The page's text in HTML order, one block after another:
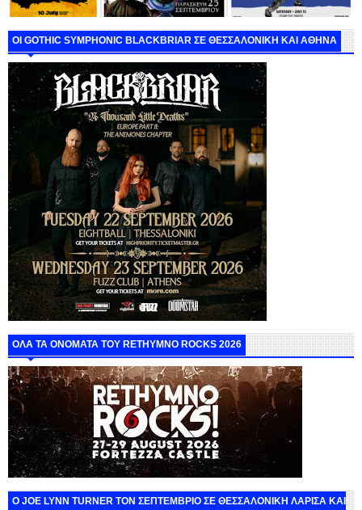
ΟΙ GOTHIC SYMPHONIC BLACKBRIAR ΣΕ ΘΕΣΣΑΛΟΝΙΚΗ ΚΑΙ ΑΘΗΝΑ
ΟΛΑ ΤΑ ΟΝΟΜΑΤΑ ΤΟΥ RETHYMNO ROCKS 2026
O JOE LYNN TURNER ΤΟΝ ΣΕΠΤΕΜΒΡΙΟ ΣΕ ΘΕΣΣΑΛΟΝΙΚΗ ΛΑΡΙΣΑ ΚΑΙ